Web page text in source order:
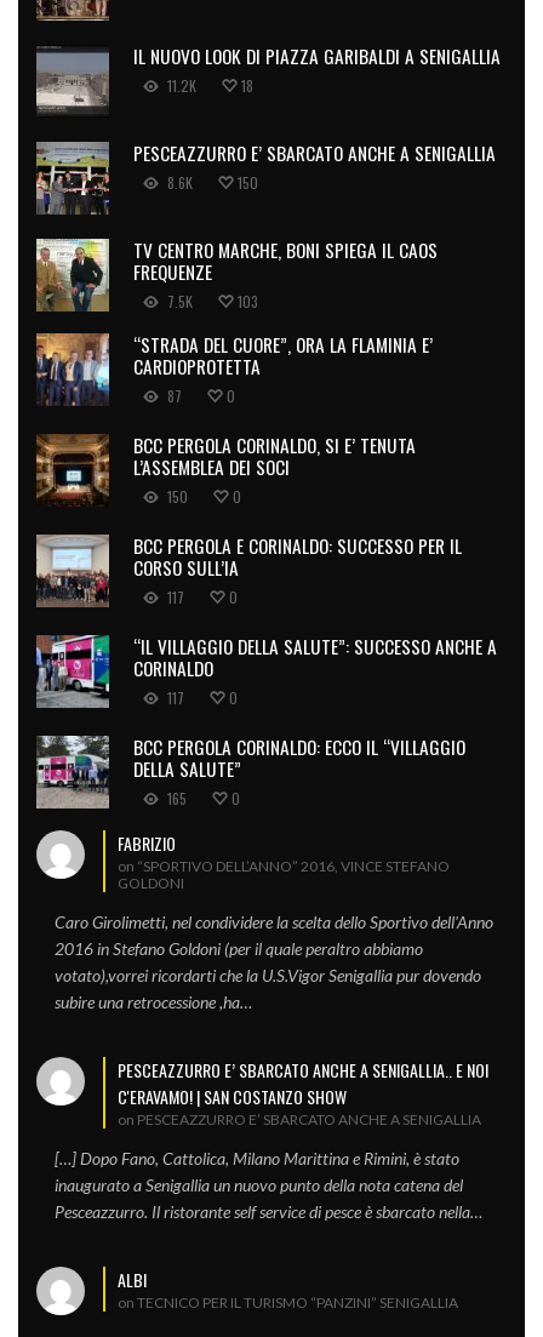
IL NUOVO LOOK DI PIAZZA GARIBALDI A SENIGALLIA
11.2K 18
PESCEAZZURRO E’ SBARCATO ANCHE A SENIGALLIA
8.6K 150
TV CENTRO MARCHE, BONI SPIEGA IL CAOS
FREQUENZE
7.5K 103
“STRADA DEL CUORE”, ORA LA FLAMINIA E’
CARDIOPROTETTA
87 0
BCC PERGOLA CORINALDO, SI E’ TENUTA
L’ASSEMBLEA DEI SOCI
150 0
BCC PERGOLA E CORINALDO: SUCCESSO PER IL
CORSO SULL’IA
117 0
“IL VILLAGGIO DELLA SALUTE”: SUCCESSO ANCHE A
CORINALDO
117 0
BCC PERGOLA CORINALDO: ECCO IL “VILLAGGIO
DELLA SALUTE”
165 0
FABRIZIO
on “SPORTIVO DELL’ANNO” 2016, VINCE STEFANO
GOLDONI
Caro Girolimetti, nel condividere la scelta dello Sportivo dell'Anno
2016 in Stefano Goldoni (per il quale peraltro abbiamo
votato),vorrei ricordarti che la U.S.Vigor Senigallia pur dovendo
subire una retrocessione ,ha…
PESCEAZZURRO E’ SBARCATO ANCHE A SENIGALLIA.. E NOI
C'ERAVAMO! | SAN COSTANZO SHOW
on PESCEAZZURRO E’ SBARCATO ANCHE A SENIGALLIA
[…] Dopo Fano, Cattolica, Milano Marittina e Rimini, è stato
inaugurato a Senigallia un nuovo punto della nota catena del
Pesceazzurro. Il ristorante self service di pesce è sbarcato nella…
ALBI
on TECNICO PER IL TURISMO “PANZINI” SENIGALLIA